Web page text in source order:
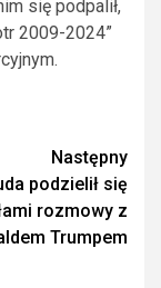
się podpalił,
2009-2024”
Następny
podzielił się
rozmowy z
Trumpem